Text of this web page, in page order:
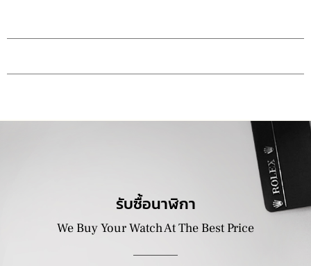
รับซื้อนาฬิกา
We Buy Your Watch At The Best Price